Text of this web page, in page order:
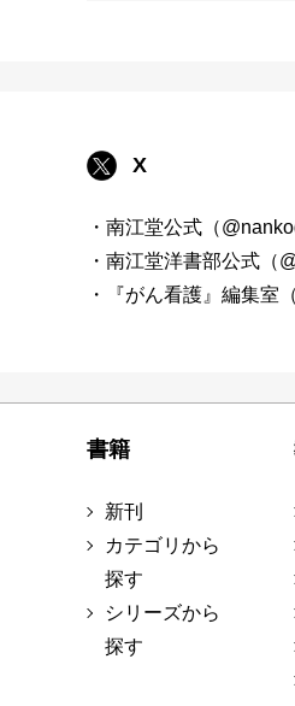
X
・南江堂公式（
・南江堂洋書部公式（
・『がん看護』編集室
書籍
新刊
カテゴリから
探す
シリーズから
探す